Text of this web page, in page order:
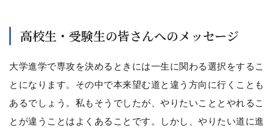
高校生・受験生の皆さんへのメッセージ
大学進学で専攻を決めるときには一生に関わる選択をするこ
とになります。その中で本来望む道と違う方向に行くことも
あるでしょう。私もそうでしたが、やりたいこととやれるこ
とが違うことはよくあることです。しかし、やりたい道に進